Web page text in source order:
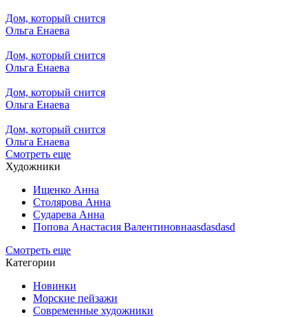
Дом, который снится
Ольга Енаева
Дом, который снится
Ольга Енаева
Дом, который снится
Ольга Енаева
Дом, который снится
Ольга Енаева
Смотреть еще
Художники
Ищенко Анна
Столярова Анна
Сударева Анна
Попова Анастасия Валентиновнаasdasdasd
Смотреть еще
Категории
Новинки
Морские пейзажи
Современные художники